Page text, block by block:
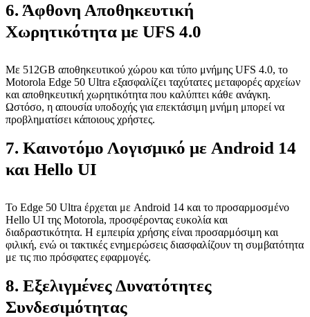
6. Άφθονη Αποθηκευτική
Χωρητικότητα με UFS 4.0
Με 512GB αποθηκευτικού χώρου και τύπο μνήμης UFS 4.0, το
Motorola Edge 50 Ultra εξασφαλίζει ταχύτατες μεταφορές αρχείων
και αποθηκευτική χωρητικότητα που καλύπτει κάθε ανάγκη.
Ωστόσο, η απουσία υποδοχής για επεκτάσιμη μνήμη μπορεί να
προβληματίσει κάποιους χρήστες.
7. Καινοτόμο Λογισμικό με Android 14
και Hello UI
Το Edge 50 Ultra έρχεται με Android 14 και το προσαρμοσμένο
Hello UI της Motorola, προσφέροντας ευκολία και
διαδραστικότητα. Η εμπειρία χρήσης είναι προσαρμόσιμη και
φιλική, ενώ οι τακτικές ενημερώσεις διασφαλίζουν τη συμβατότητα
με τις πιο πρόσφατες εφαρμογές.
8. Εξελιγμένες Δυνατότητες
Συνδεσιμότητας